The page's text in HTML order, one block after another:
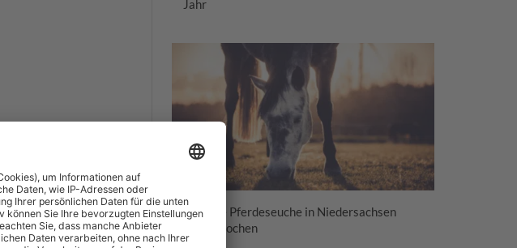
Jahr
Tödliche Pferdeseuche in Niedersachsen
ausgebrochen